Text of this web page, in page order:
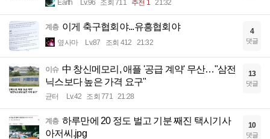
Earth Lv.96 조회 711 추천 1 21:32
계층 이게 축구협회야...유흥협회야
옆사마 Lv.87 조회 412 21:32
4
댓글
이슈 中 창신메모리, 애플 '공급 계약' 무산…"삼전
닉스보다 높은 가격 요구"
균터 Lv.42 조회 771 21:28
13
댓글
계층 하루만에 20 정도 벌고 기분 째진 택시기사
아저씨.jpg
10
댓글